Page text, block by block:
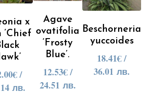
x
‘Chief
€/
лв.
Agave
ovatifolia
‘Frosty
Blue’.
12.53€/
24.51 лв.
Beschorneria
yuccoides
18.41€/
36.01 лв.